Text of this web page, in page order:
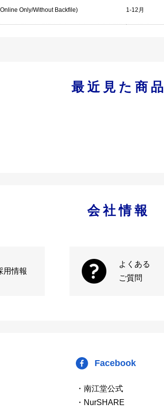
Only/Without Backfile) 1-12月
最近見た商品
会社情報
用情報
よくある
ご質問
Facebook
・南江堂公式
・NurSHARE